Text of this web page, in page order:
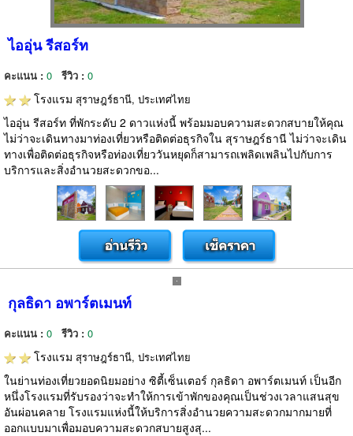
ไออุ่น รีสอร์ท
คะแนน : 0 รีวิว : 0
โรงแรม สุราษฎร์ธานี, ประเทศไทย
ไออุ่น รีสอร์ท ที่พักระดับ 2 ดาวแห่งนี้ พร้อมมอบความสะดวกสบายให้คุณ
ไม่ว่าจะเดินทางมาท่องเที่ยวหรือติดต่อธุรกิจใน สุราษฎร์ธานี ไม่ว่าจะเดิน
ทางเพื่อติดต่อธุรกิจหรือท่องเที่ยววันหยุดก็สามารถเพลิดเพลินไปกับการ
บริการและสิ่งอำนวยสะดวกขอ...
กุลธิดา อพาร์ตเมนท์
คะแนน : 0 รีวิว : 0
โรงแรม สุราษฎร์ธานี, ประเทศไทย
ในย่านท่องเที่ยวยอดนิยมอย่าง ซิตี้เซ็นเตอร์ กุลธิดา อพาร์ตเมนท์ เป็นอีก
หนึ่งโรงแรมที่รับรองว่าจะทำให้การเข้าพักของคุณเป็นช่วงเวลาแสนสุข
อันผ่อนคลาย โรงแรมแห่งนี้ให้บริการสิ่งอำนวยความสะดวกมากมายที่
ออกแบบมาเพื่อมอบความสะดวกสบายสูงสุ...